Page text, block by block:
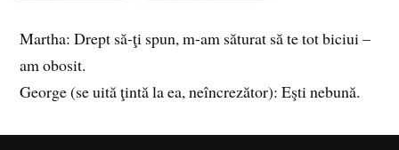
Martha: Drept să-ţi spun, m-am săturat să te tot biciui –
am obosit.
George (se uită ţintă la ea, neîncrezător): Eşti nebună.